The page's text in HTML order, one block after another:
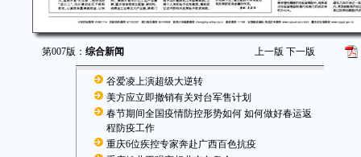
第007版： 综合新闻 上一版 下一版
谷爱凌上演超级大逆转
美方应立即撤销有关对台军售计划
春节期间全国疫情防控形势如何 如何做好春运返
程防疫工作
重庆6位疾控专家奔赴广西百色抗疫